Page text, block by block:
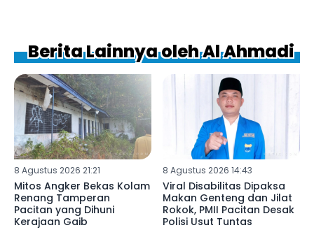
Berita Lainnya oleh Al Ahmadi
8 Agustus 2026 21:21
Mitos Angker Bekas Kolam
Renang Tamperan
Pacitan yang Dihuni
Kerajaan Gaib
8 Agustus 2026 14:43
Viral Disabilitas Dipaksa
Makan Genteng dan Jilat
Rokok, PMII Pacitan Desak
Polisi Usut Tuntas